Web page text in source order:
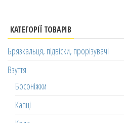
КАТЕГОРІЇ ТОВАРІВ
Брязкальця, підвіски, прорізувачі
Взуття
Босоніжки
Капці